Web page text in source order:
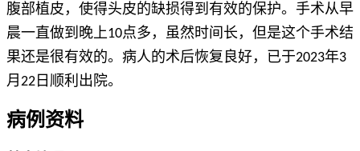
腹部植皮，使得头皮的缺损得到有效的保护。手术从早
晨一直做到晚上10点多，虽然时间长，但是这个手术结
果还是很有效的。病人的术后恢复良好，已于2023年3
月22日顺利出院。
病例资料